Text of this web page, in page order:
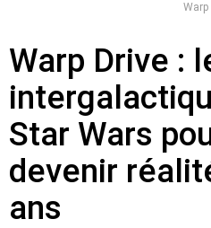
Warp
Warp Drive :
Star Wars
devenir
ans